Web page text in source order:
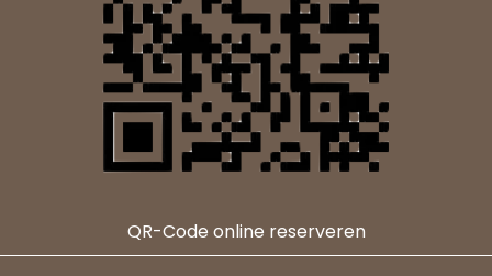
QR-Code online reserveren